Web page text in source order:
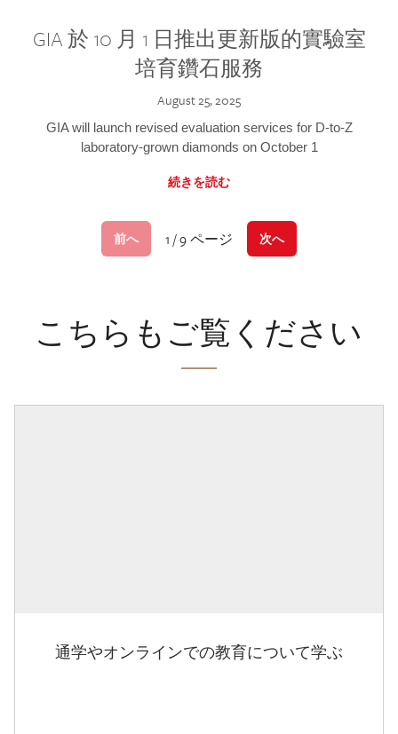
GIA 於 10 月 1 日推出更新版的實驗室
培育鑽石服務
August 25, 2025
GIA will launch revised evaluation services for D-to-Z
laboratory-grown diamonds on October 1
続きを読む
前へ 1 / 9 ページ 次へ
こちらもご覧ください
通学やオンラインでの教育について学ぶ